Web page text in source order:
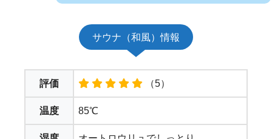
サウナ（和風）情報
評価 （5）
温度 85℃